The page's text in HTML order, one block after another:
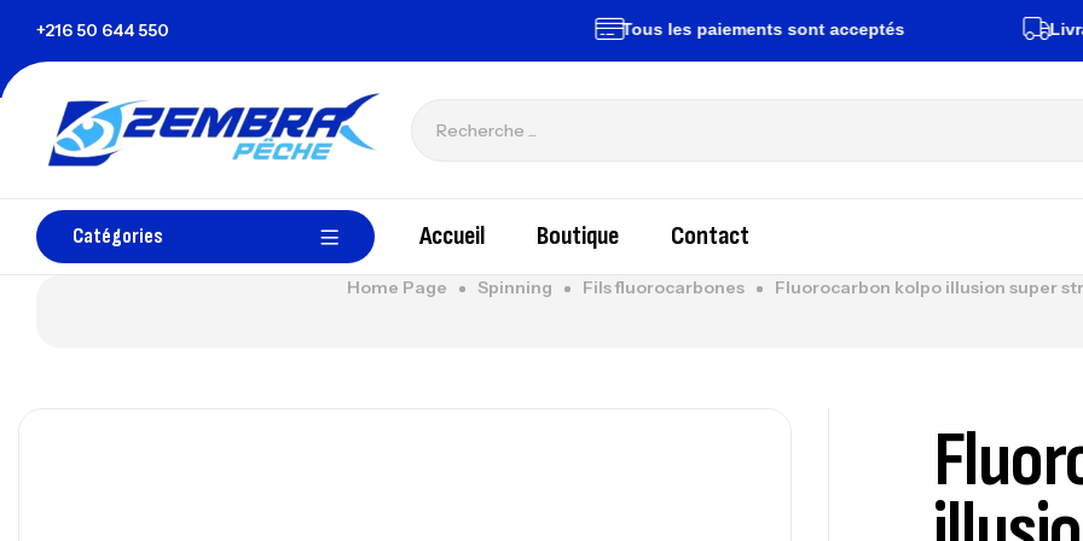
+216 50 644 550zembrapechetunisie@gmail.com Tous les paiements sont acceptés Livraison
Catégories Accueil Boutique Contact
Home Page Spinning Fils fluorocarbones Fluorocarbon kolpo illusion super